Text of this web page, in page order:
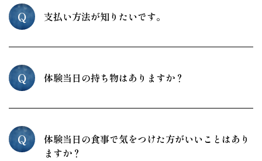
Q 支払い方法が知りたいです。
Q 体験当日の持ち物はありますか？
Q
体験当日の食事で気をつけた方がいいことはあり
ますか？